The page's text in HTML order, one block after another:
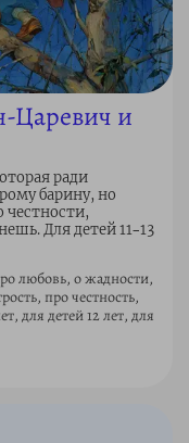
Царевич и
ради
барину, но
честности,
Для детей 11–13
любовь, о жадности,
про честность,
для детей 12 лет, для